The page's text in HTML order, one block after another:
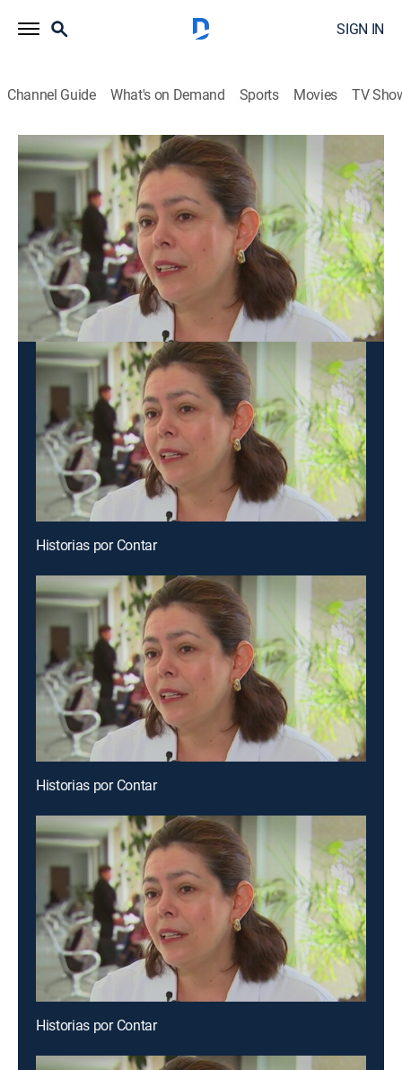
SIGN IN
Channel Guide What's on Demand Sports Movies TV
Historias por Contar
Historias por Contar
News, Community, Documentary, Biography|2026
Historias de vida o acontecimientos que marcan la
vida de las personas.
This content is currently unavailable with a DIRECTV
Package or Genre Pack.
Historias por Contar
Historias por Contar
Historias por Contar